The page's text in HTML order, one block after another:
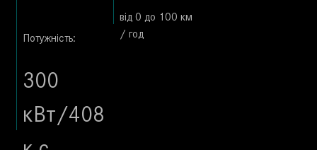
від 0 до 100 км
/ год
Потужність:
300
кВт/408